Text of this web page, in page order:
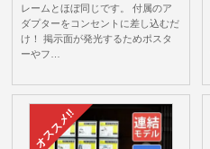
レームとほぼ同じです。 付属のア
ダプターをコンセントに差し込むだ
け！ 掲示面が発光するためポスタ
ーやフ…